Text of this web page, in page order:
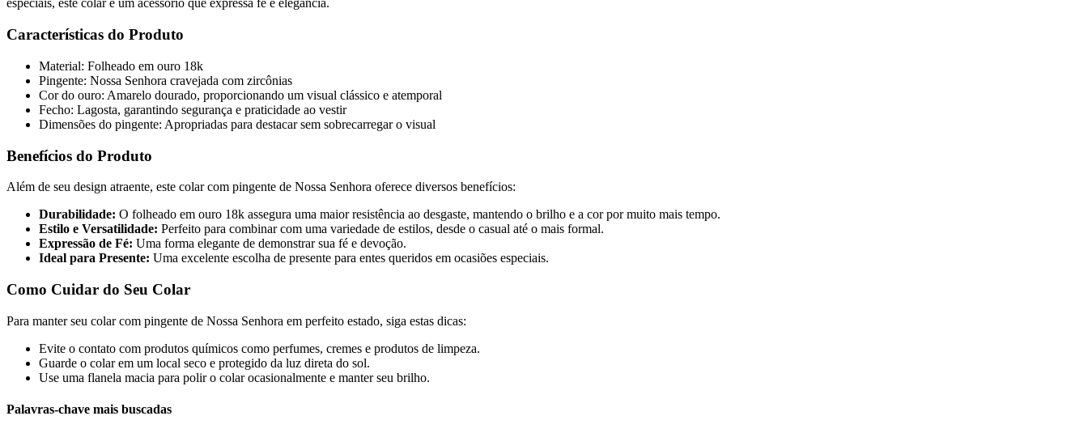
especiais, este colar é um acessório que expressa fé e elegância.
Características do Produto
Material: Folheado em ouro 18k
Pingente: Nossa Senhora cravejada com zircônias
Cor do ouro: Amarelo dourado, proporcionando um visual clássico e atemporal
Fecho: Lagosta, garantindo segurança e praticidade ao vestir
Dimensões do pingente: Apropriadas para destacar sem sobrecarregar o visual
Benefícios do Produto
Além de seu design atraente, este colar com pingente de Nossa Senhora oferece diversos benefícios:
Durabilidade: O folheado em ouro 18k assegura uma maior resistência ao desgaste, mantendo o brilho e a cor por muito mais tempo.
Estilo e Versatilidade: Perfeito para combinar com uma variedade de estilos, desde o casual até o mais formal.
Expressão de Fé: Uma forma elegante de demonstrar sua fé e devoção.
Ideal para Presente: Uma excelente escolha de presente para entes queridos em ocasiões especiais.
Como Cuidar do Seu Colar
Para manter seu colar com pingente de Nossa Senhora em perfeito estado, siga estas dicas:
Evite o contato com produtos químicos como perfumes, cremes e produtos de limpeza.
Guarde o colar em um local seco e protegido da luz direta do sol.
Use uma flanela macia para polir o colar ocasionalmente e manter seu brilho.
Palavras-chave mais buscadas